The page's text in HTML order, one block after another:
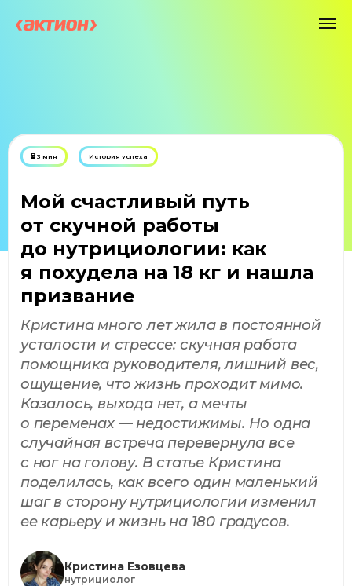
⏳ 3 мин История успеха
Мой счастливый путь
от скучной работы
до нутрициологии: как
я похудела на 18 кг и нашла
призвание
Кристина много лет жила в постоянной
усталости и стрессе: скучная работа
помощника руководителя, лишний вес,
ощущение, что жизнь проходит мимо.
Казалось, выхода нет, а мечты
о переменах — недостижимы. Но одна
случайная встреча перевернула все
с ног на голову. В статье Кристина
поделилась, как всего один маленький
шаг в сторону нутрициологии изменил
ее карьеру и жизнь на 180 градусов.
Кристина Езовцева
нутрициолог